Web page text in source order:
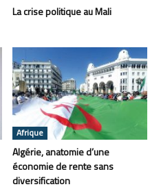
La crise politique au Mali
Afrique
Algérie, anatomie d’une
économie de rente sans
diversification